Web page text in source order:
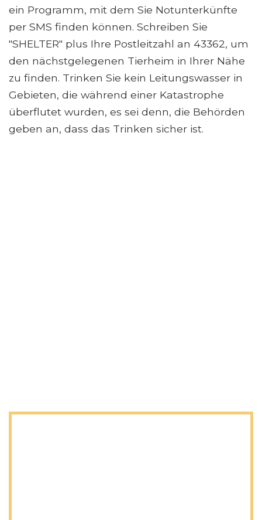
ein Programm, mit dem Sie Notunterkünfte
per SMS finden können. Schreiben Sie
"SHELTER" plus Ihre Postleitzahl an 43362, um
den nächstgelegenen Tierheim in Ihrer Nähe
zu finden. Trinken Sie kein Leitungswasser in
Gebieten, die während einer Katastrophe
überflutet wurden, es sei denn, die Behörden
geben an, dass das Trinken sicher ist.